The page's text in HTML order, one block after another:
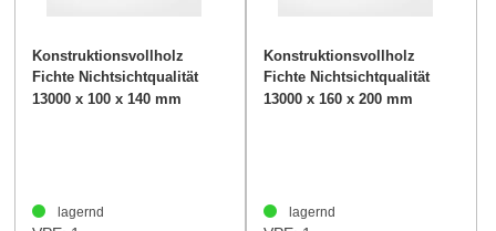
Konstruktionsvollholz
Fichte Nichtsichtqualität
100/140mm
13000 x 100 x 140 mm
lagernd
Konstruktionsvollholz
Fichte Nichtsichtqualität
160/200mm
13000 x 160 x 200 mm
lagernd